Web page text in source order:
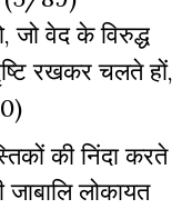
जो वेद के विरुद्ध
रखकर चलते हों,
की निंदा करते
लोकायत